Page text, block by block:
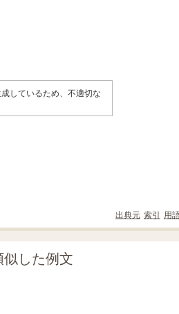
しているため、不適切な
出典元 索引 用
した例文